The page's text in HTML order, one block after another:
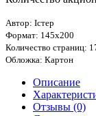
Автор: Істер
Формат: 145х200
Количество страниц:
Обложка: Картон
Описание
Отзывы (0)